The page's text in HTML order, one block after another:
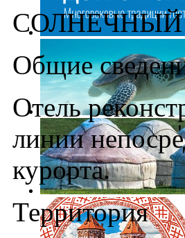
СОЛНЕЧНЫЙ
Общие
Отель
линии
курорта.
Территория